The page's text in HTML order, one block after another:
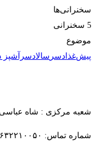
سخنرانی‌ها
5 سخنرانی‌
موضوع
پیش‌غذا دسر سالاد سرآشپز
شعبه مرکزی : شاه عباسی، جنب
شماره تماس: ۰۲۶۳۲۲۱۰۰۵۰ – ۰۹۱۲۰۸۳۴۵۶۴